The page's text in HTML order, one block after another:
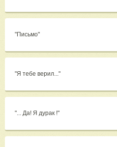
"Письмо"
"Я тебе верил..."
"... Да! Я дурак !"